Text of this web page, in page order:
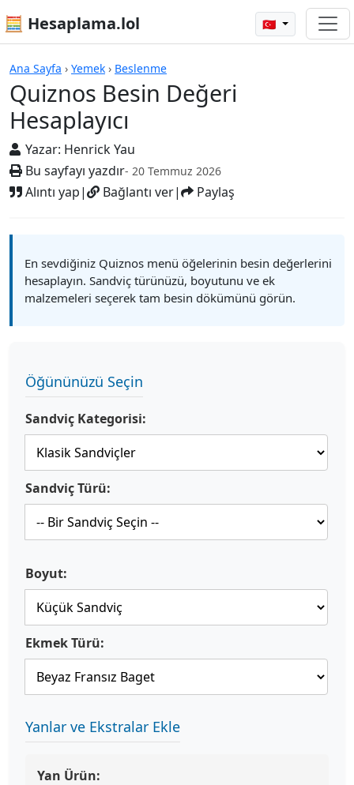
🧮 Hesaplama.lol 🇹🇷
Ana Sayfa › Yemek › Beslenme
Quiznos Besin Değeri
Hesaplayıcı
Yazar: Henrick Yau
Bu sayfayı yazdır- 20 Temmuz 2026
Alıntı yap| Bağlantı ver| Paylaş
Hesap Makineleri
En sevdiğiniz Quiznos menü öğelerinin besin değerlerini
hesaplayın. Sandviç türünüzü, boyutunu ve ek
malzemeleri seçerek tam besin dökümünü görün.
Öğününüzü Seçin
Sandviç Kategorisi:
Sandviç Türü:
Boyut:
Ekmek Türü:
Yanlar ve Ekstralar Ekle
Yan Ürün: